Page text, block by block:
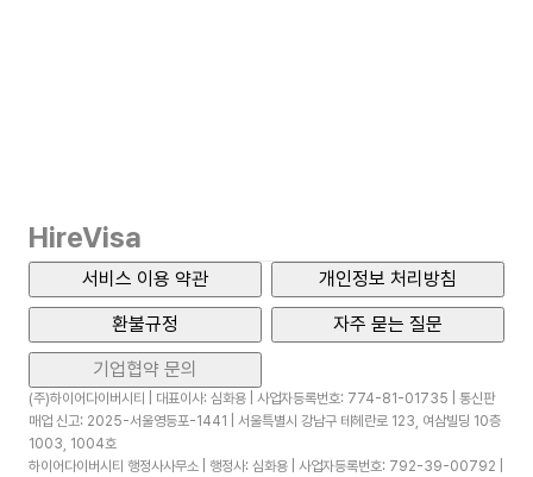
HireVisa
서비스 이용 약관
개인정보 처리방침
환불규정
자주 묻는 질문
기업협약 문의
(주)하이어다이버시티 | 대표이사: 심화용 | 사업자등록번호: 774-81-01735 | 통신판
매업 신고: 2025-서울영등포-1441 | 서울특별시 강남구 테헤란로 123, 여삼빌딩 10층
1003, 1004호
하이어다이버시티 행정사사무소 | 행정사: 심화용 | 사업자등록번호: 792-39-00792 |